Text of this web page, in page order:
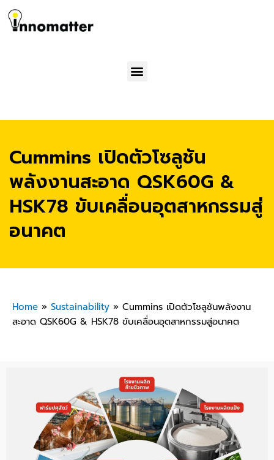
Menu
Cummins เปิดตัวโซลูชัน
พลังงานสะอาด QSK60G &
HSK78 ขับเคลื่อนอุตสาหกรรมสู่
อนาคต
Home » Sustainability » Cummins เปิดตัวโซลูชันพลังงาน
สะอาด QSK60G & HSK78 ขับเคลื่อนอุตสาหกรรมสู่อนาคต